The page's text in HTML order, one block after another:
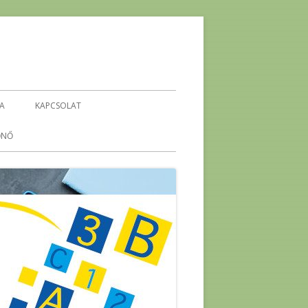
KEHOP-5.4.1-16-2016-00296
ENERGETIKA ÖKO-TÉMAHÉT
ENERGIA PROJEKTHÉT
KAPCSOLAT